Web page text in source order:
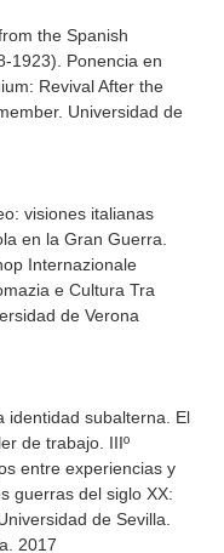
the Spanish
1923). Ponencia en
Revival After the
Universidad de
visiones italianas
en la Gran Guerra.
Internazionale
e Cultura Tra
de Verona
identidad subalterna. El
de trabajo. IIIº
entre experiencias y
guerras del siglo XX:
de Sevilla.
2017